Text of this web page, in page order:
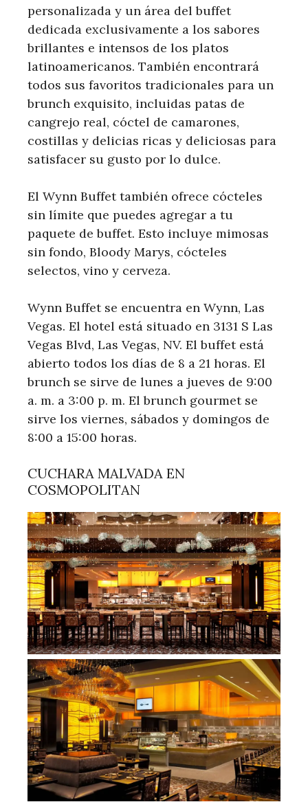
personalizada y un área del buffet
dedicada exclusivamente a los sabores
brillantes e intensos de los platos
latinoamericanos. También encontrará
todos sus favoritos tradicionales para un
brunch exquisito, incluidas patas de
cangrejo real, cóctel de camarones,
costillas y delicias ricas y deliciosas para
satisfacer su gusto por lo dulce.
El Wynn Buffet también ofrece cócteles
sin límite que puedes agregar a tu
paquete de buffet. Esto incluye mimosas
sin fondo, Bloody Marys, cócteles
selectos, vino y cerveza.
Wynn Buffet se encuentra en Wynn, Las
Vegas. El hotel está situado en 3131 S Las
Vegas Blvd, Las Vegas, NV. El buffet está
abierto todos los días de 8 a 21 horas. El
brunch se sirve de lunes a jueves de 9:00
a. m. a 3:00 p. m. El brunch gourmet se
sirve los viernes, sábados y domingos de
8:00 a 15:00 horas.
CUCHARA MALVADA EN
COSMOPOLITAN